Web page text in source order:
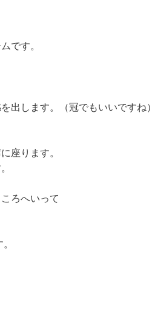
です。
出します。（冠でもいいですね）
座ります。
ろへいって